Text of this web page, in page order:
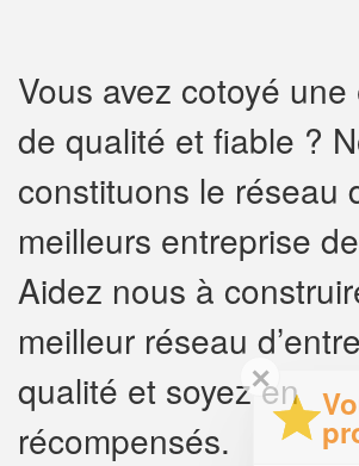
Vous avez cotoyé
de qualité et fiable ?
constituons le réseau
meilleurs entreprise
Aidez nous à
meilleur réseau
qualité et soyez en
récompensés.
✕
Vous êtes